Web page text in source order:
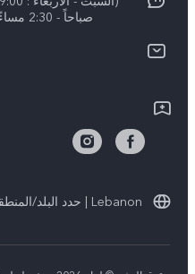
كل الموديلات
تعلیمات الضمان
بيان الخصوصية بشأن خدمة العملاء
الأخبار
الإشعارات القانونية
مركز الخصوصية لدى vivo
الاستدامة
صباحاً - 2:30 مساءً. ما عدا ايام العطل)دردشة مباشرة
Lebanon | حدد البلد/المنطقة